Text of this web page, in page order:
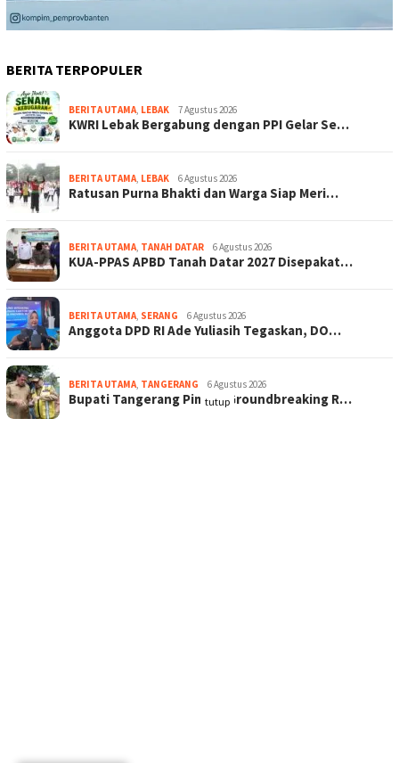
BERITA TERPOPULER
BERITA UTAMA, LEBAK 7 Agustus 2026
KWRI Lebak Bergabung dengan PPI Gelar Se…
BERITA UTAMA, LEBAK 6 Agustus 2026
Ratusan Purna Bhakti dan Warga Siap Meri…
BERITA UTAMA, TANAH DATAR 6 Agustus 2026
KUA-PPAS APBD Tanah Datar 2027 Disepakat…
BERITA UTAMA, SERANG 6 Agustus 2026
Anggota DPD RI Ade Yuliasih Tegaskan, DO…
BERITA UTAMA, TANGERANG 6 Agustus 2026
Bupati Tangerang Pimpin Groundbreaking R…
tutup